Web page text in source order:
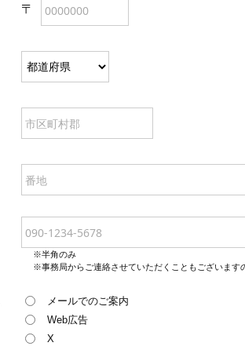
※半角のみ
※事務局からご連絡させていただくこともございます
メールでのご案内
Web広告
X